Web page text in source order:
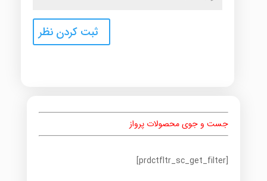
جست و جوی محصولات پرواز
[prdctfltr_sc_get_filter]